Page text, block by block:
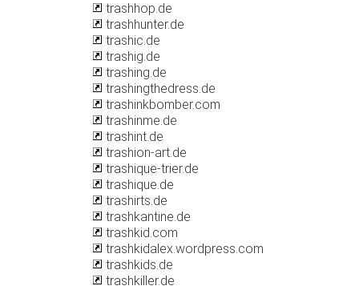
trashhop.de
trashhunter.de
trashic.de
trashig.de
trashing.de
trashingthedress.de
trashinkbomber.com
trashinme.de
trashint.de
trashion-art.de
trashique-trier.de
trashique.de
trashirts.de
trashkantine.de
trashkid.com
trashkidalex.wordpress.com
trashkids.de
trashkiller.de